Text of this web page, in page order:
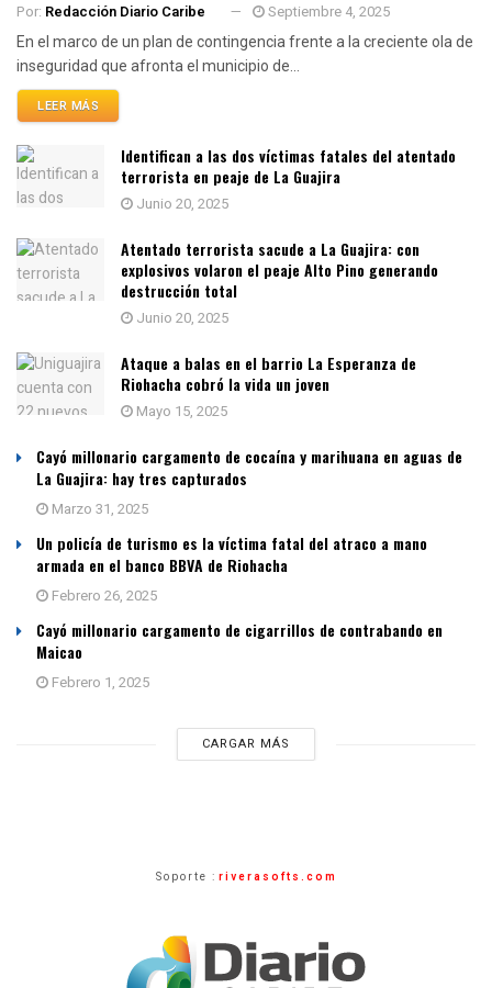
Por: Redacción Diario Caribe Septiembre 4, 2025
En el marco de un plan de contingencia frente a la creciente ola de
inseguridad que afronta el municipio de...
LEER MÁS
Identifican a las dos víctimas fatales del atentado
terrorista en peaje de La Guajira
Junio 20, 2025
Atentado terrorista sacude a La Guajira: con
explosivos volaron el peaje Alto Pino generando
destrucción total
Junio 20, 2025
Ataque a balas en el barrio La Esperanza de
Riohacha cobró la vida un joven
Mayo 15, 2025
Cayó millonario cargamento de cocaína y marihuana en aguas de
La Guajira: hay tres capturados
Marzo 31, 2025
Un policía de turismo es la víctima fatal del atraco a mano
armada en el banco BBVA de Riohacha
Febrero 26, 2025
Cayó millonario cargamento de cigarrillos de contrabando en
Maicao
Febrero 1, 2025
CARGAR MÁS
Soporte : riverasofts.com